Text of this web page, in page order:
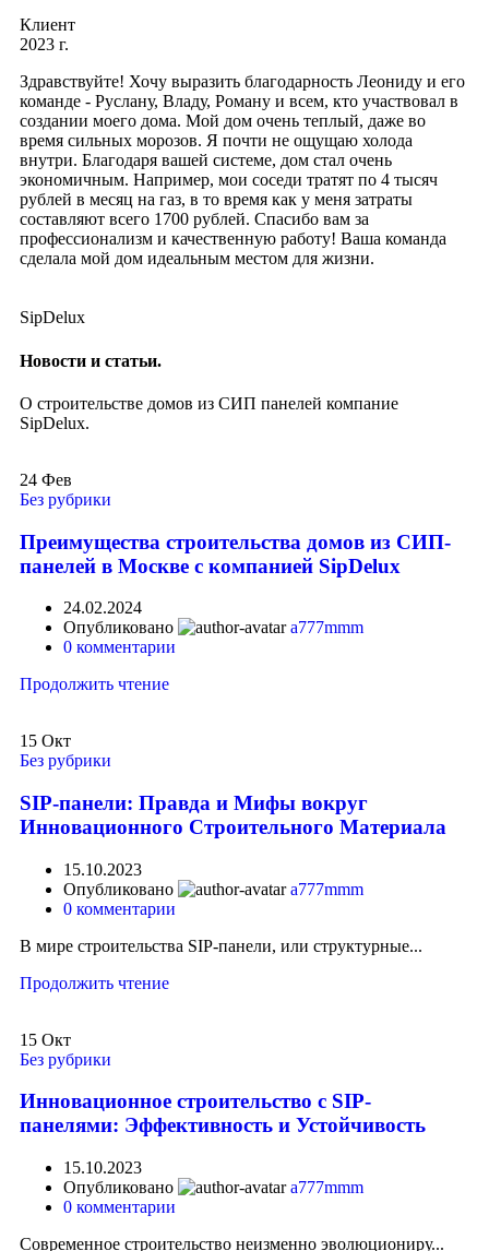
Клиент
2023 г.
Здравствуйте! Хочу выразить благодарность Леониду и его
команде - Руслану, Владу, Роману и всем, кто участвовал в
создании моего дома. Мой дом очень теплый, даже во
время сильных морозов. Я почти не ощущаю холода
внутри. Благодаря вашей системе, дом стал очень
экономичным. Например, мои соседи тратят по 4 тысяч
рублей в месяц на газ, в то время как у меня затраты
составляют всего 1700 рублей. Спасибо вам за
профессионализм и качественную работу! Ваша команда
сделала мой дом идеальным местом для жизни.
SipDelux
Новости и статьи.
О строительстве домов из СИП панелей компание
SipDelux.
24 Фев
Без рубрики
Преимущества строительства домов из СИП-
панелей в Москве с компанией SipDelux
24.02.2024
Опубликовано
a777mmm
0 комментарии
Продолжить чтение
15 Окт
Без рубрики
SIP-панели: Правда и Мифы вокруг
Инновационного Строительного Материала
15.10.2023
Опубликовано
a777mmm
0 комментарии
В мире строительства SIP-панели, или структурные...
Продолжить чтение
15 Окт
Без рубрики
Инновационное строительство с SIP-
панелями: Эффективность и Устойчивость
15.10.2023
Опубликовано
a777mmm
0 комментарии
Современное строительство неизменно эволюциониру...